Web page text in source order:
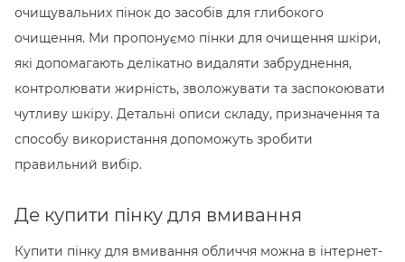
очищувальних пінок до засобів для глибокого
очищення. Ми пропонуємо пінки для очищення шкіри,
які допомагають делікатно видаляти забруднення,
контролювати жирність, зволожувати та заспокоювати
чутливу шкіру. Детальні описи складу, призначення та
способу використання допоможуть зробити
правильний вибір.
Де купити пінку для вмивання
Купити пінку для вмивання обличчя можна в інтернет-